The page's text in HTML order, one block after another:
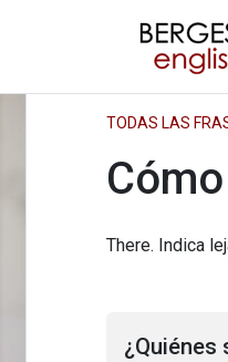
TODAS LAS
There. Indica
¿Quiénes